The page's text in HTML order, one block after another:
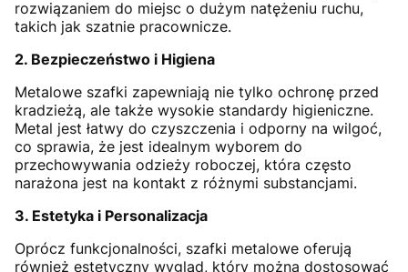
rozwiązaniem do miejsc o dużym natężeniu ruchu,
takich jak szatnie pracownicze.
2. Bezpieczeństwo i Higiena
Metalowe szafki zapewniają nie tylko ochronę przed
kradzieżą, ale także wysokie standardy higieniczne.
Metal jest łatwy do czyszczenia i odporny na wilgoć,
co sprawia, że jest idealnym wyborem do
przechowywania odzieży roboczej, która często
narażona jest na kontakt z różnymi substancjami.
3. Estetyka i Personalizacja
Oprócz funkcjonalności, szafki metalowe oferują
również estetyczny wygląd, który można dostosować